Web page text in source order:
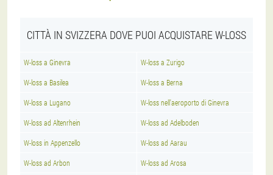
CITTÀ IN SVIZZERA DOVE PUOI ACQUISTARE W-LOSS
W-loss a Ginevra W-loss a Zurigo
W-loss a Basilea W-loss a Berna
W-loss a Lugano W-loss nell'aeroporto di Ginevra
W-loss ad Altenrhein W-loss ad Adelboden
W-loss in Appenzello W-loss ad Aarau
W-loss ad Arbon W-loss ad Arosa